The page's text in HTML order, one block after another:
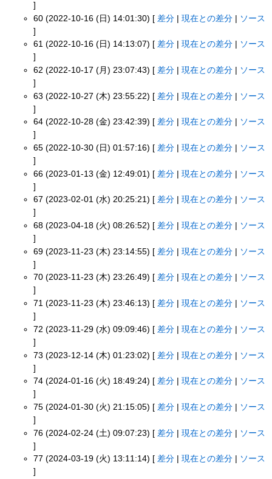
]
60 (2022-10-16 (日) 14:01:30) [ 差分 |現在との差分
ソース
]
61 (2022-10-16 (日) 14:13:07) [ 差分 |現在との差分
ソース
]
62 (2022-10-17 (月) 23:07:43) [ 差分 |現在との差分
ソース
]
63 (2022-10-27 (木) 23:55:22) [ 差分 |現在との差分
ソース
]
64 (2022-10-28 (金) 23:42:39) [ 差分 |現在との差分
ソース
]
65 (2022-10-30 (日) 01:57:16) [ 差分 |現在との差分
ソース
]
66 (2023-01-13 (金) 12:49:01) [ 差分 |現在との差分
ソース
]
67 (2023-02-01 (水) 20:25:21) [ 差分 |現在との差分
ソース
]
68 (2023-04-18 (火) 08:26:52) [ 差分 |現在との差分
ソース
]
69 (2023-11-23 (木) 23:14:55) [ 差分 |現在との差分
ソース
]
70 (2023-11-23 (木) 23:26:49) [ 差分 |現在との差分
ソース
]
71 (2023-11-23 (木) 23:46:13) [ 差分 |現在との差分
ソース
]
72 (2023-11-29 (水) 09:09:46) [ 差分 |現在との差分
ソース
]
73 (2023-12-14 (木) 01:23:02) [ 差分 |現在との差分 | ソース
]
74 (2024-01-16 (火) 18:49:24) [ 差分 |現在との差分
ソース
]
75 (2024-01-30 (火) 21:15:05) [ 差分 |現在との差分
ソース
]
76 (2024-02-24 (土) 09:07:23) [ 差分 |現在との差分 | ソース
]
77 (2024-03-19 (火) 13:11:14) [ 差分 |現在との差分
ソース
]